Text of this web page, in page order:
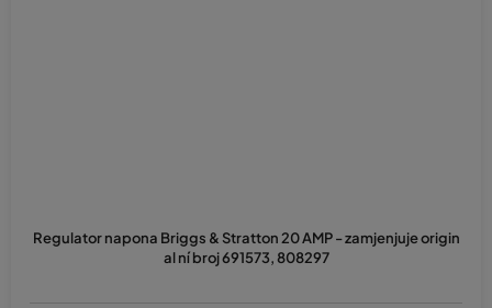
Regulator napona Briggs & Stratton 20 AMP - zamjenjuje origin
al ní broj 691573, 808297